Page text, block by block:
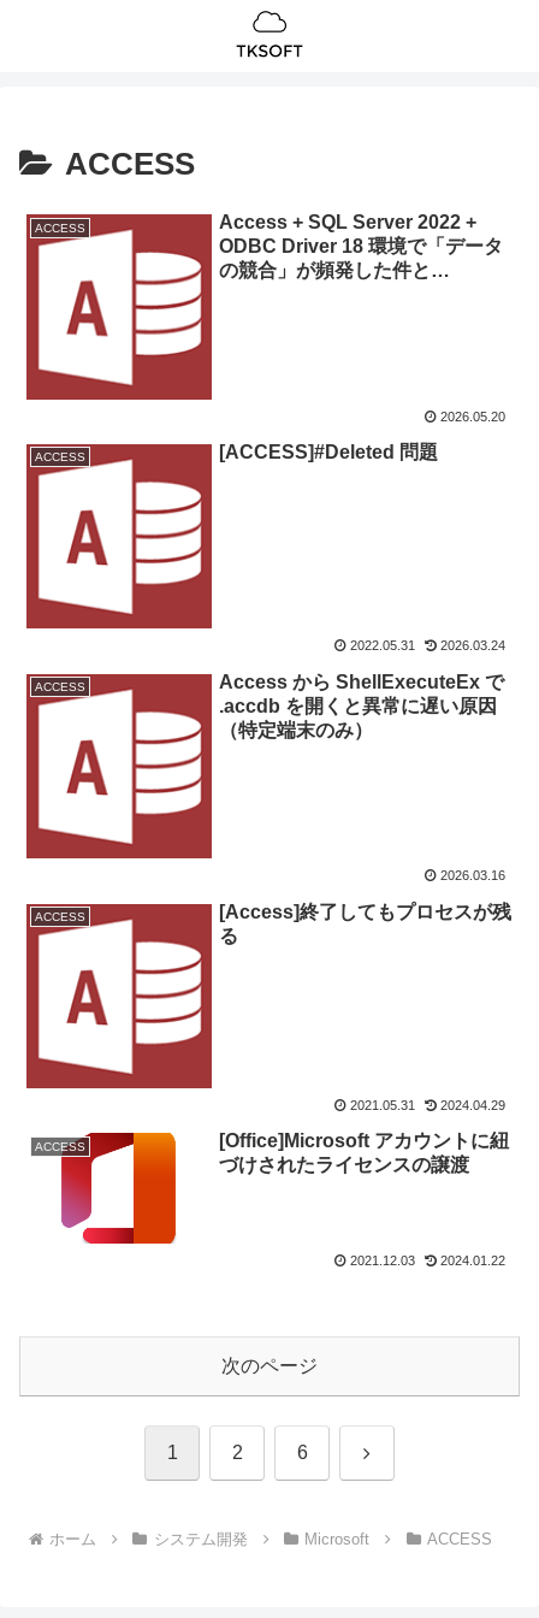
ACCESS
ACCESS
Access + SQL Server 2022 +
ODBC Driver 18 環境で「データ
の競合」が頻発した件と
2026.05.20
ACCESS [ACCESS]#Deleted 問題
2022.05.31 2026.03.24
ACCESS
Access から ShellExecuteEx で
.accdb を開くと異常に遅い原因
（特定端末のみ）
2026.03.16
ACCESS
[Access]終了してもプロセスが残
る
2021.05.31 2024.04.29
ACCESS
[Office]Microsoft アカウントに紐
づけされたライセンスの譲渡
2021.12.03 2024.01.22
次のページ
1 2 6 次
ホーム システム開発 Microsoft ACCESS